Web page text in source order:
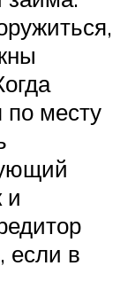
по месту
и
если в